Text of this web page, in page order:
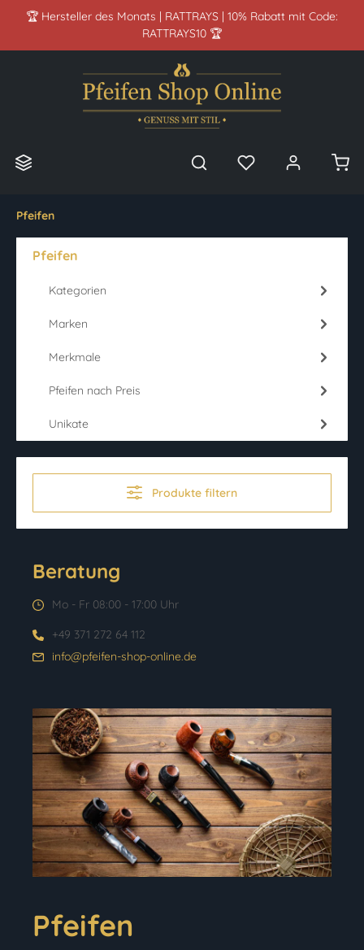
springen
🏆 Hersteller des Monats | RATTRAYS | 10% Rabatt mit Code:
RATTRAYS10 🏆
Pfeifen
Pfeifen
Kategorien
Marken
Merkmale
Pfeifen nach Preis
Unikate
Produkte filtern
Beratung
Mo - Fr 08:00 - 17:00 Uhr
+49 371 272 64 112
info@pfeifen-shop-online.de
Pfeifen